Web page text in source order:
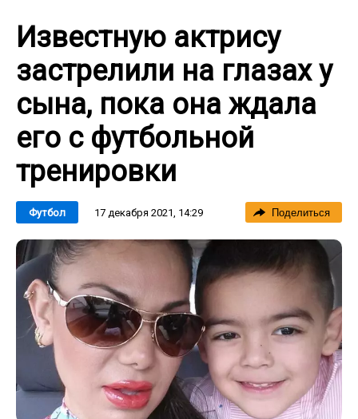
Известную актрису
застрелили на глазах у
сына, пока она ждала
его с футбольной
тренировки
Футбол 17 декабря 2021, 14:29 Поделиться